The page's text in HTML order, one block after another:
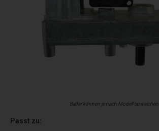
Bilder können je nach Modell abweichen
Passt zu: